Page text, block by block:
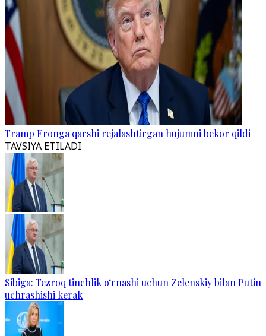
Tramp Eronga qarshi rejalashtirgan hujumni bekor qildi
TAVSIYA ETILADI
Sibiga: Tezroq tinchlik o‘rnashi uchun Zelenskiy bilan Putin
uchrashishi kerak